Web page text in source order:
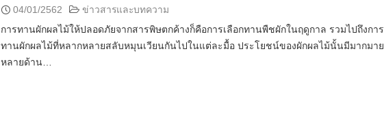
04/01/2562
ข่าวสารและบทความ
การทานผักผลไม้ให้ปลอดภัยจากสารพิษตกค้างก็คือการเลือกทานพืชผักในฤดูกาล รวมไปถึงการ
ทานผักผลไม้ที่หลากหลายสลับหมุนเวียนกันไปในแต่ละมื้อ ประโยชน์ของผักผลไม้นั้นมีมากมาย
หลายด้าน…